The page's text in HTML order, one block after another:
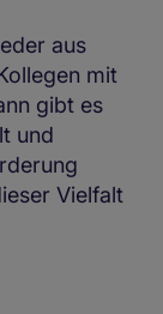
aus
mit
gibt es
und
Vielfalt